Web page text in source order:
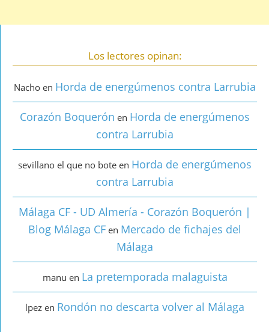
Los lectores opinan:
Nacho en Horda de energúmenos contra Larrubia
Corazón Boquerón en Horda de energúmenos
contra Larrubia
sevillano el que no bote en Horda de energúmenos
contra Larrubia
Málaga CF - UD Almería - Corazón Boquerón |
Blog Málaga CF en Mercado de fichajes del
Málaga
manu en La pretemporada malaguista
lpez en Rondón no descarta volver al Málaga